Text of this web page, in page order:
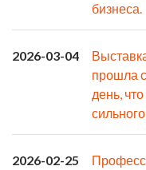
бизнеса.
2026-03-04
прошла
день,
2026-02-25